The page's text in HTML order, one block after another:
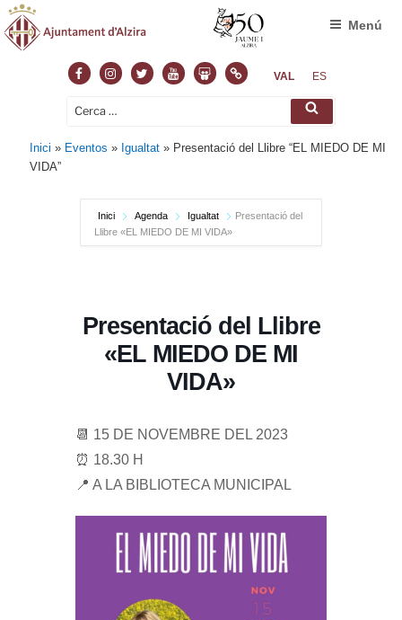
FacebookInstagram
TwitterYoutubeSlideshare
NormasVAL ES
Cerca: Cerca
Menú
Inici » Eventos » Igualtat » Presentació del Llibre “EL MIEDO DE MI
VIDA”
Inici Agenda Igualtat
Presentació del
Llibre «EL MIEDO DE MI VIDA»
Presentació del Llibre
«EL MIEDO DE MI
VIDA»
📆 15 DE NOVEMBRE DEL 2023
⏰ 18.30 H
📍 A LA BIBLIOTECA MUNICIPAL